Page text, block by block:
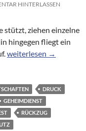
HINTERLASSEN
stützt, ziehen einzelne
hingegen fliegt ein
Spionage: Schlag
weiterlesen →
DRUCK
GEHEIMDIENST
RÜCKZUG